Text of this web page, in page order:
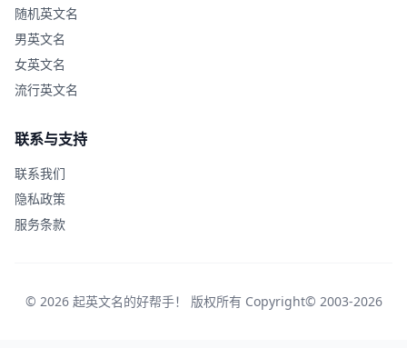
随机英文名
男英文名
女英文名
流行英文名
联系与支持
联系我们
隐私政策
服务条款
© 2026 起英文名的好帮手！ 版权所有 Copyright© 2003-2026